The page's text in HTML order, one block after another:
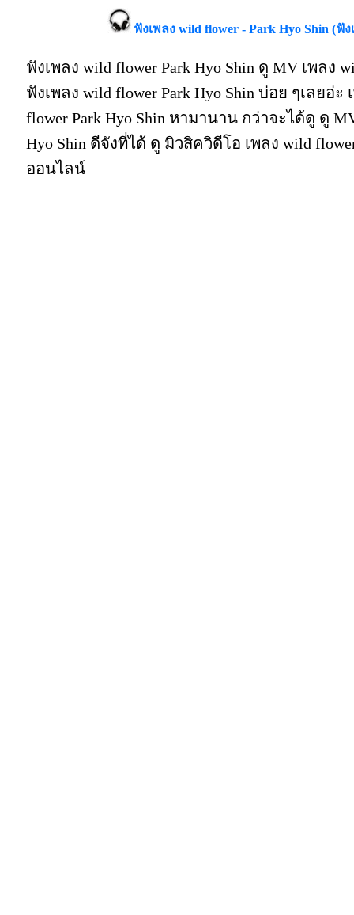
ฟังเพลง wild flower - Park Hyo Shin (ฟั
ฟังเพลง wild flower Park Hyo Shin ดู MV เพลง
ฟังเพลง wild flower Park Hyo Shin บ่อย ๆเลยอ่ะ
flower Park Hyo Shin หามานาน กว่าจะได้ดู ดู
Hyo Shin ดีจังที่ได้ ดู มิวสิควิดีโอ เพลง wild
ออนไลน์